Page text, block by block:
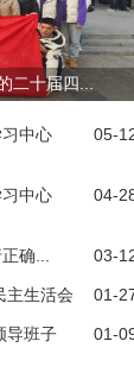
二十届四...
05-
中心
04-
中心
03-
确...
01-
主生活会
01-
导班子